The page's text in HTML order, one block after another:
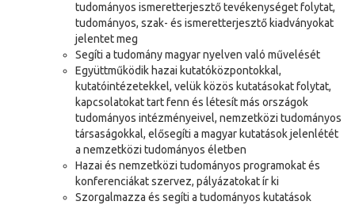
tudományos ismeretterjesztő tevékenységet folytat,
tudományos, szak- és ismeretterjesztő kiadványokat
jelentet meg
Segíti a tudomány magyar nyelven való művelését
Együttműködik hazai kutatóközpontokkal,
kutatóintézetekkel, velük közös kutatásokat folytat,
kapcsolatokat tart fenn és létesít más országok
tudományos intézményeivel, nemzetközi tudományos
társaságokkal, elősegíti a magyar kutatások jelenlétét
a nemzetközi tudományos életben
Hazai és nemzetközi tudományos programokat és
konferenciákat szervez, pályázatokat ír ki
Szorgalmazza és segíti a tudományos kutatások